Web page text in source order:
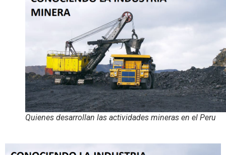
Quienes desarrollan las actividades mineras en el Peru